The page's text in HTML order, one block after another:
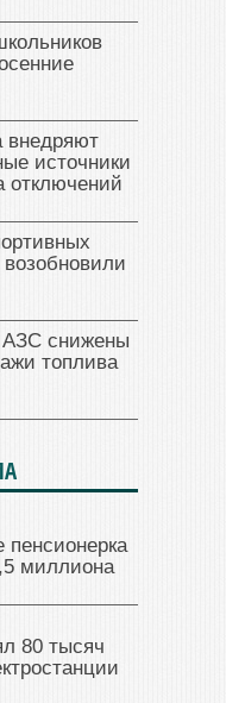
источники
отключений
АЗС снижены
топлива
пенсионерка
миллиона
80 тысяч